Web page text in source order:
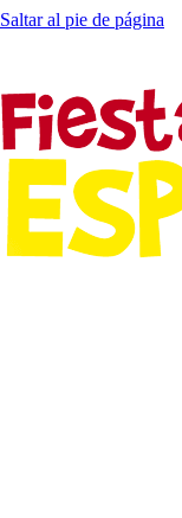
Saltar al pie de página